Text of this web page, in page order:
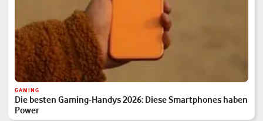
GAMING
Die besten Gaming-Handys 2026: Diese Smartphones haben
Power